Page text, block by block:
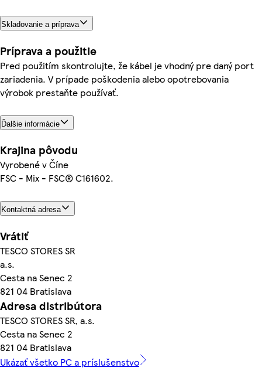
Skladovanie a príprava
Príprava a použitie
Pred použitím skontrolujte, že kábel je vhodný pre daný port
zariadenia. V prípade poškodenia alebo opotrebovania
výrobok prestaňte používať.
Ďalšie informácie
Krajina pôvodu
Vyrobené v Číne
FSC - Mix - FSC® C161602.
Kontaktná adresa
Vrátiť
TESCO STORES SR
a.s.
Cesta na Senec 2
821 04 Bratislava
Adresa distribútora
TESCO STORES SR, a.s.
Cesta na Senec 2
821 04 Bratislava
Ukázať všetko PC a príslušenstvo